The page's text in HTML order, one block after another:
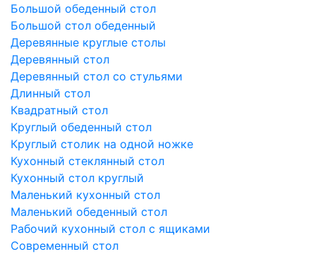
Большой обеденный стол
Большой стол обеденный
Деревянные круглые столы
Деревянный стол
Деревянный стол со стульями
Длинный стол
Квадратный стол
Круглый обеденный стол
Круглый столик на одной ножке
Кухонный стеклянный стол
Кухонный стол круглый
Маленький кухонный стол
Маленький обеденный стол
Рабочий кухонный стол с ящиками
Современный стол